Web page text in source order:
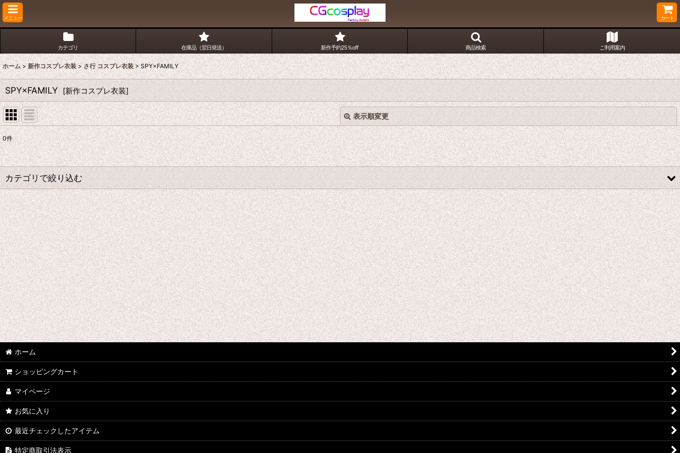
メニュー カート
カテゴリ 在庫品（翌日発送） 新作予約25％off 商品検索 ご利用案内
ホーム > 新作コスプレ衣装 > さ行 コスプレ衣装 > SPY×FAMILY
SPY×FAMILY [新作コスプレ衣装]
表示順変更
表示数:
並び順:
絞り込む
閉じる
0件
カテゴリで絞り込む
さ行 コスプレ衣装 (全商品)
千銃士
戦刻ナイトブラッド
地縛少年花子くん
ゾンビランドサガ
ジョジョの奇妙な冒険
さばげぶっ!
スーパーマリオブラザーズ
食戟のソーマ
サンタ コスプレ衣装
四月は君の嘘
桜Trick
ホーム
ショッピングカート
マイページ
お気に入り
最近チェックしたアイテム
特定商取引法表示